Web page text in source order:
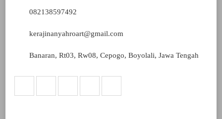
082138597492
kerajinanyahroart@gmail.com
Banaran, Rt03, Rw08, Cepogo, Boyolali, Jawa Tengah